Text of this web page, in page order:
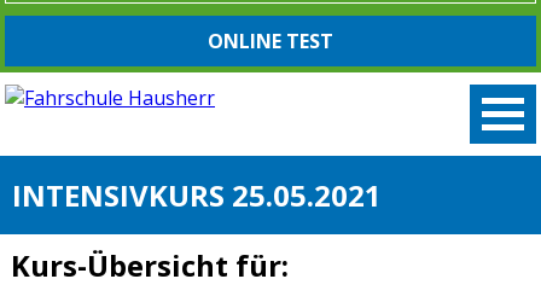
ONLINE TEST
INTENSIVKURS 25.05.2021
Kurs-Übersicht für: